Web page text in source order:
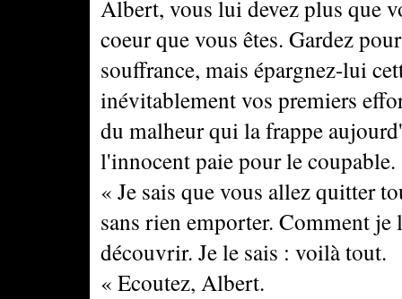
Albert, vous lui devez plus que
coeur que vous êtes. Gardez
souffrance, mais épargnez-lui
inévitablement vos premiers
du malheur qui la frappe
l'innocent paie pour le coupable.
« Je sais que vous allez quitter
sans rien emporter. Comment
découvrir. Je le sais : voilà tout.
« Ecoutez, Albert.